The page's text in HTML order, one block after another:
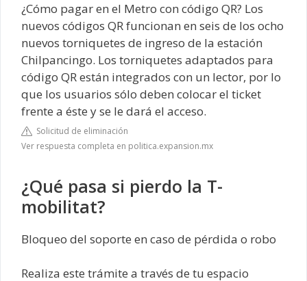
¿Cómo pagar en el Metro con código QR? Los
nuevos códigos QR funcionan en seis de los ocho
nuevos torniquetes de ingreso de la estación
Chilpancingo. Los torniquetes adaptados para
código QR están integrados con un lector, por lo
que los usuarios sólo deben colocar el ticket
frente a éste y se le dará el acceso.
Solicitud de eliminación
Ver respuesta completa en politica.expansion.mx
¿Qué pasa si pierdo la T-
mobilitat?
Bloqueo del soporte en caso de pérdida o robo
Realiza este trámite a través de tu espacio